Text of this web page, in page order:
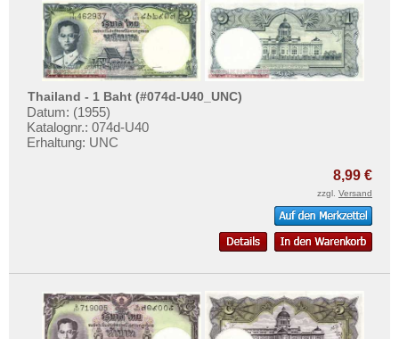
Thailand - 1 Baht (#074d-U40_UNC)
Datum: (1955)
Katalognr.: 074d-U40
Erhaltung: UNC
8,99 €
zzgl. Versand